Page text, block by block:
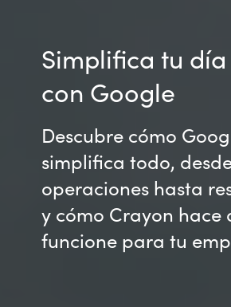
Simplifica tu
con Google
Descubre cómo
simplifica todo,
operaciones hasta
y cómo Crayon hace
funcione para tu